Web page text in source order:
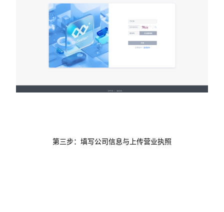
第三步：填写公司信息与上传营业执照